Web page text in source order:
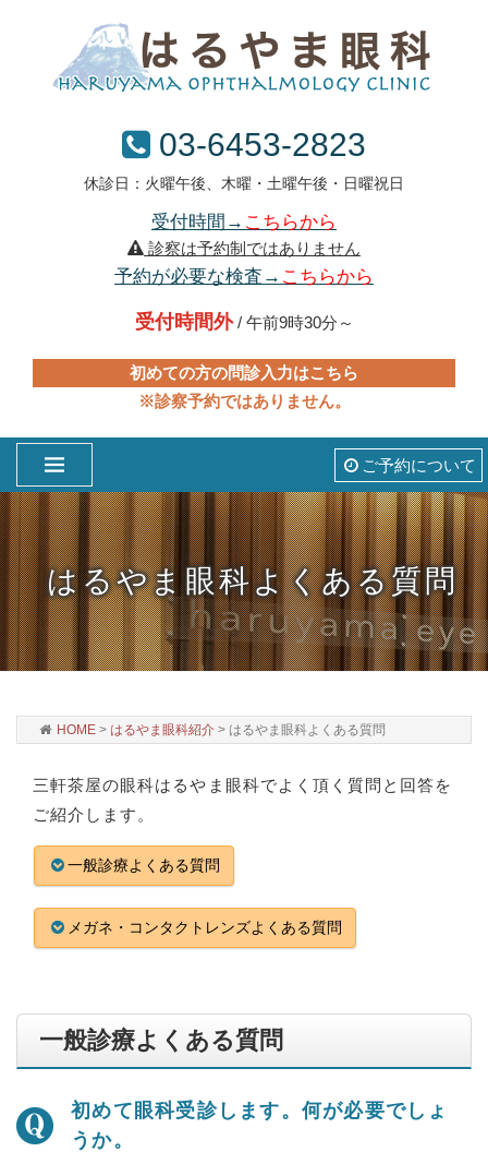
03-6453-2823
休診日：火曜午後、木曜・土曜午後・日曜祝日
受付時間→ こちらから
診察は予約制ではありません
予約が必要な検査→ こちらから
受付時間外/ 午前9時30分～
初めての方の問診入力はこちら
※診察予約ではありません。
ご予約について
はるやま眼科よくある質問
HOME > はるやま眼科紹介 > はるやま眼科よくある質問
三軒茶屋の眼科はるやま眼科でよく頂く質問と回答を
ご紹介します。
一般診療よくある質問
メガネ・コンタクトレンズよくある質問
一般診療よくある質問
初めて眼科受診します。何が必要でしょ
うか。